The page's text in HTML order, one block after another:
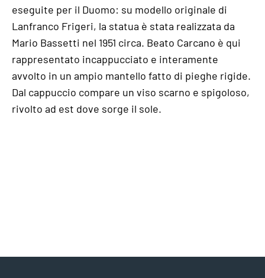
eseguite per il Duomo: su modello originale di
Lanfranco Frigeri, la statua è stata realizzata da
Mario Bassetti nel 1951 circa. Beato Carcano è qui
rappresentato incappucciato e interamente
avvolto in un ampio mantello fatto di pieghe rigide.
Dal cappuccio compare un viso scarno e spigoloso,
rivolto ad est dove sorge il sole.